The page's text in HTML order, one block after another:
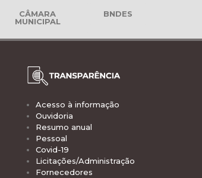
CÂMARA
MUNICIPAL
BNDES
Acesso à informação
Ouvidoria
Resumo anual
Pessoal
Covid-19
Licitações/Administração
Fornecedores